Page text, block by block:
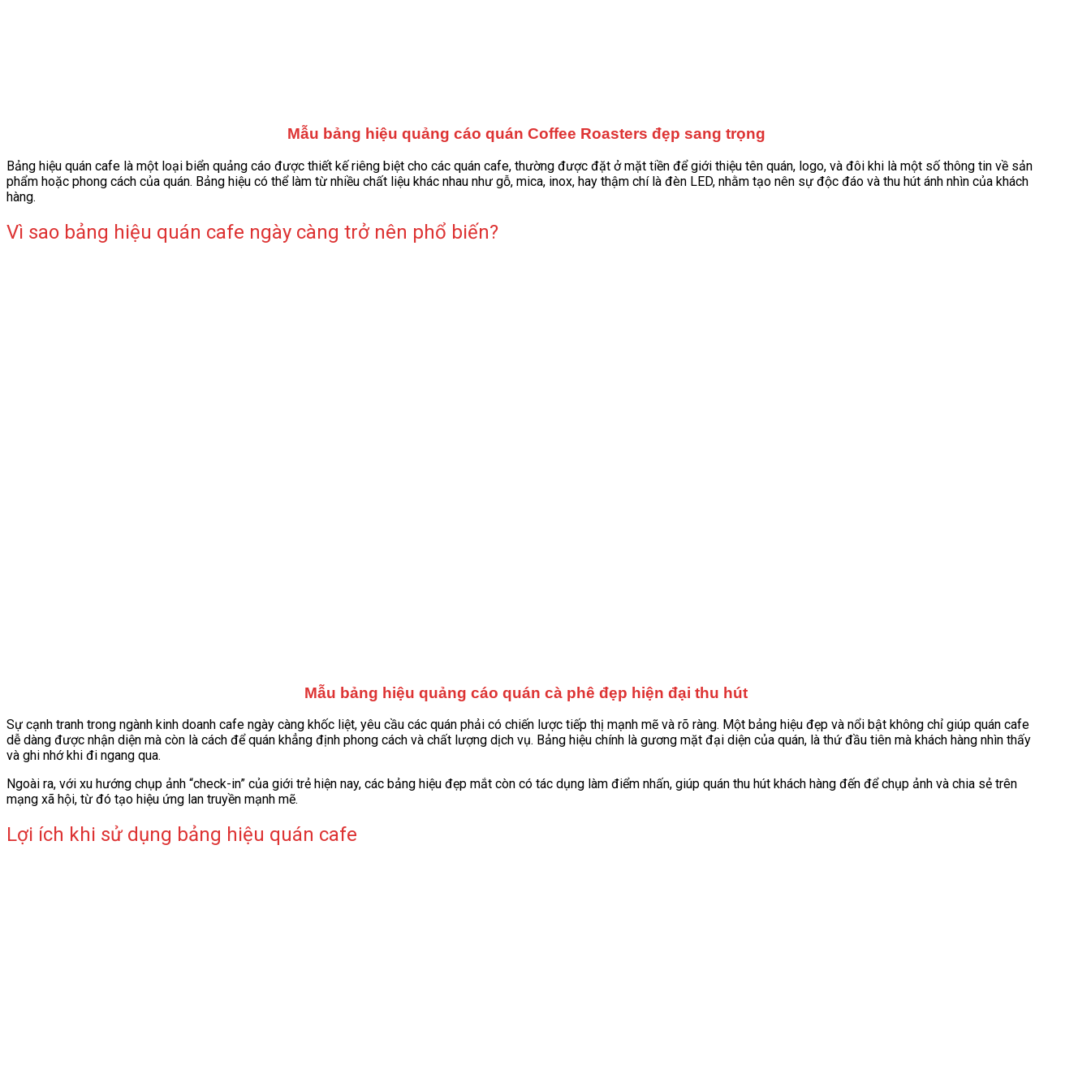
Mẫu bảng hiệu quảng cáo quán Coffee Roasters đẹp sang trọng
Bảng hiệu quán cafe là một loại biển quảng cáo được thiết kế riêng biệt cho các quán cafe, thường được đặt ở mặt tiền để giới thiệu tên quán, logo, và đôi khi là một số thông tin về sản
phẩm hoặc phong cách của quán. Bảng hiệu có thể làm từ nhiều chất liệu khác nhau như gỗ, mica, inox, hay thậm chí là đèn LED, nhằm tạo nên sự độc đáo và thu hút ánh nhìn của khách
hàng.
Vì sao bảng hiệu quán cafe ngày càng trở nên phổ biến?
Mẫu bảng hiệu quảng cáo quán cà phê đẹp hiện đại thu hút
Sự cạnh tranh trong ngành kinh doanh cafe ngày càng khốc liệt, yêu cầu các quán phải có chiến lược tiếp thị mạnh mẽ và rõ ràng. Một bảng hiệu đẹp và nổi bật không chỉ giúp quán cafe
dễ dàng được nhận diện mà còn là cách để quán khẳng định phong cách và chất lượng dịch vụ. Bảng hiệu chính là gương mặt đại diện của quán, là thứ đầu tiên mà khách hàng nhìn thấy
và ghi nhớ khi đi ngang qua.
Ngoài ra, với xu hướng chụp ảnh “check-in” của giới trẻ hiện nay, các bảng hiệu đẹp mắt còn có tác dụng làm điểm nhấn, giúp quán thu hút khách hàng đến để chụp ảnh và chia sẻ trên
mạng xã hội, từ đó tạo hiệu ứng lan truyền mạnh mẽ.
Lợi ích khi sử dụng bảng hiệu quán cafe